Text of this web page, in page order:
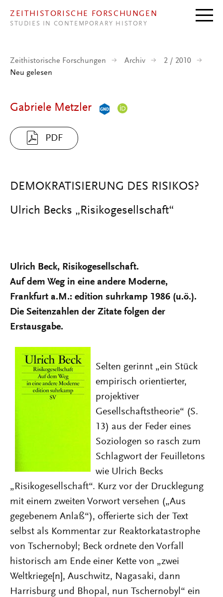
ZEITHISTORISCHE FORSCHUNGEN
STUDIES IN CONTEMPORARY HISTORY
Zeithistorische Forschungen Archiv
2 / 2010
Neu gelesen
Gabriele Metzler
PDF
DEMOKRATISIERUNG DES RISIKOS?
Ulrich Becks „Risikogesellschaft“
Ulrich Beck, Risikogesellschaft.
Auf dem Weg in eine andere Moderne,
Frankfurt a.M.: edition suhrkamp 1986 (u.ö.).
Die Seitenzahlen der Zitate folgen der
Erstausgabe.
Selten gerinnt „ein Stück
empirisch orientierter,
projektiver
Gesellschaftstheorie“ (S.
13) aus der Feder eines
Soziologen so rasch zum
Schlagwort der Feuilletons
wie Ulrich Becks
„Risikogesellschaft“. Kurz vor der Drucklegung
mit einem zweiten Vorwort versehen („Aus
gegebenem Anlaß“), offerierte sich der Text
selbst als Kommentar zur Reaktorkatastrophe
von Tschernobyl; Beck ordnete den Vorfall
historisch am Ende einer Kette von „zwei
Weltkriege[n], Auschwitz, Nagasaki, dann
Harrisburg und Bhopal, nun Tschernobyl“ ein